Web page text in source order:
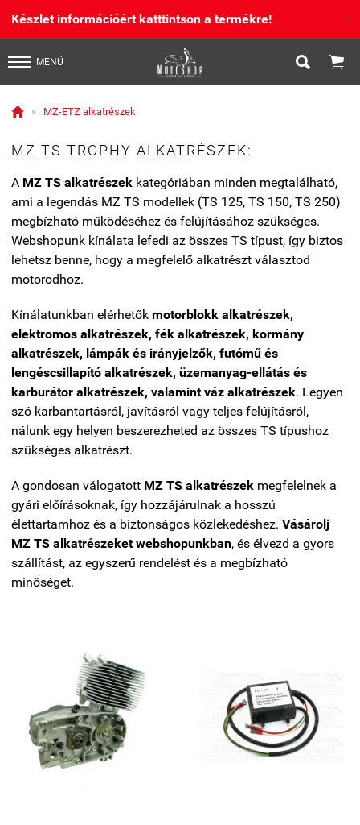
Készlet információért katttintson a termékre! X
MENÜ  
 » MZ-ETZ alkatrészek
MZ TS TROPHY ALKATRÉSZEK:
A MZ TS alkatrészek kategóriában minden megtalálható,
ami a legendás MZ TS modellek (TS 125, TS 150, TS 250)
megbízható működéséhez és felújításához szükséges.
Webshopunk kínálata lefedi az összes TS típust, így biztos
lehetsz benne, hogy a megfelelő alkatrészt választod
motorodhoz.
Kínálatunkban elérhetők motorblokk alkatrészek,
elektromos alkatrészek, fék alkatrészek, kormány
alkatrészek, lámpák és irányjelzők, futómű és
lengéscsillapító alkatrészek, üzemanyag-ellátás és
karburátor alkatrészek, valamint váz alkatrészek. Legyen
szó karbantartásról, javításról vagy teljes felújításról,
nálunk egy helyen beszerezheted az összes TS típushoz
szükséges alkatrészt.
A gondosan válogatott MZ TS alkatrészek megfelelnek a
gyári előírásoknak, így hozzájárulnak a hosszú
élettartamhoz és a biztonságos közlekedéshez. Vásárolj
MZ TS alkatrészeket webshopunkban, és élvezd a gyors
szállítást, az egyszerű rendelést és a megbízható
minőséget.